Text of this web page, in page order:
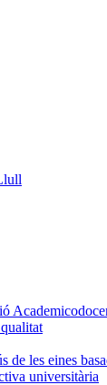
de les eines
universitària